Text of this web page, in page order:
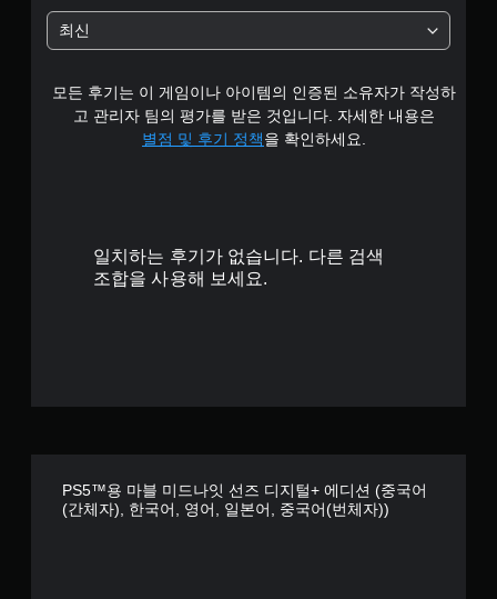
중
평
균
최신
모든 후기는 이 게임이나 아이템의 인증된 소유자가 작성하
고 관리자 팀의 평가를 받은 것입니다. 자세한 내용은
별점 및 후기 정책을 확인하세요.
일치하는 후기가 없습니다. 다른 검색
조합을 사용해 보세요.
PS5™용 마블 미드나잇 선즈 디지털+ 에디션 (중국어
(간체자), 한국어, 영어, 일본어, 중국어(번체자))